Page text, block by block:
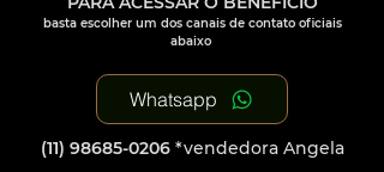
basta escolher um dos canais de contato oficiais
abaixo
Whatsapp
(11) 98685-0206 *vendedora Angela